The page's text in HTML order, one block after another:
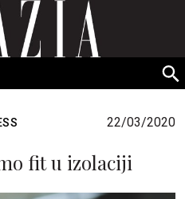
GRAZIA Srbija
22/03/2020
fit u izolaciji